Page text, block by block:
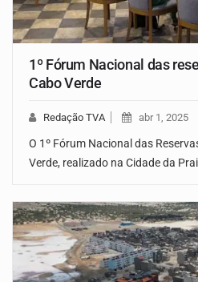
1º Fórum Nacional das
Cabo Verde
Redação TVA abr 1, 2025
O 1º Fórum Nacional das
Verde, realizado na Cidade da